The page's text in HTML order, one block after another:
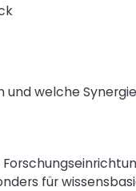
welche
für